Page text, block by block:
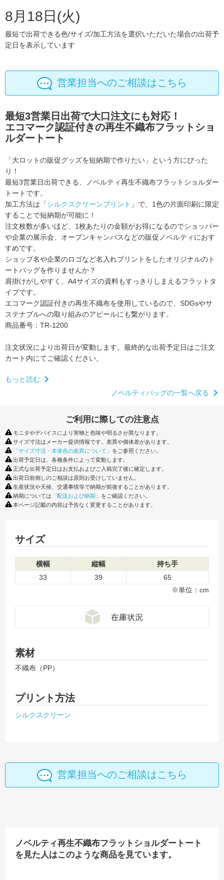
8月18日(火)
最短で出荷できる色/サイズ/加工方法を選択いただいた場合の出荷予
定日を表示しています
営業担当へのご相談はこちら
最短3営業日出荷で大口注文にも対応！
エコマーク認証付きの再生不織布フラットショ
ルダートート
「大ロットの販促グッズを短納期で作りたい」という方にぴった
り！
最短3営業日出荷できる、ノベルティ再生不織布フラットショルダー
トートです。
加工方法は「シルクスクリーンプリント 」で、1色の片面印刷に限定
することで短納期が可能に！
注文枚数が多いほど、1枚あたりの金額がお得になるのでショッパー
や企業の展示会、オープンキャンパスなどの販促ノベルティにおす
すめです。
ショップ名や企業のロゴなど名入れプリントをしたオリジナルのト
ートバッグを作りませんか？
肩掛けがしやすく、A4サイズの資料もすっきりしまえるフラットタ
イプです。
エコマーク認証付きの再生不織布を使用しているので、 SDGsやサ
ステナブルへの取り組みのアピールにも繋がります。
商品番号：TR-1200
注文状況により出荷日が変動します。 最終的な出荷予定日はご注文
カート内にてご確認ください。
もっと読む
ノベルティバッグの一覧へ戻る
ご利用に際しての注意点
モニタやデバイスにより実物と色味や明るさが異なります。
サイズ寸法はメーカー提供情報です。差異や個体差があります。
「サイズ寸法・本体色の差異について」 をご参照ください。
出荷予定日は、各種条件によって変動します。
正式な出荷予定日はお支払およびご入稿完了後に確定します。
出荷日前倒しのご相談は原則お受けしていません。
生産状況や天候、交通事情等で納期が前後することがあります。
納期については 「配送および納期」 をご確認ください。
本ページ記載の内容は予告なく変更することがあります。
サイズ
横幅 縦幅
持ち手
33
39
65
※単位：cm
素材
不織布（PP）
プリント方法
シルクスクリーン
営業担当へのご相談はこちら
ノベルティ再生不織布フラットショルダートート
を見た人はこのような商品を見ています。